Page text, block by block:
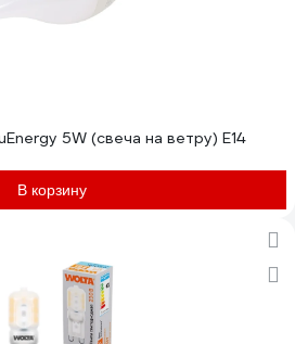
5W (свеча на ветру) E14
В корзину